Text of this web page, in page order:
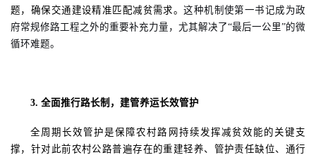
题，确保交通建设精准匹配减贫需求。这种机制使第一书记成为政
府常规修路工程之外的重要补充力量，尤其解决了“最后一公里”的微
循环难题。
3. 全面推行路长制，建管养运长效管护
全周期长效管护是保障农村路网持续发挥减贫效能的关键支
撑，针对此前农村公路普遍存在的重建轻养、管护责任缺位、通行